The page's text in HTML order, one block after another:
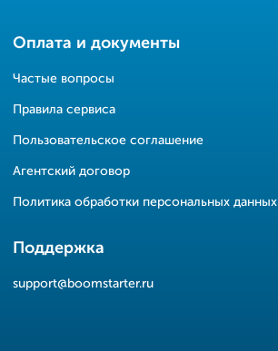
Оплата и документы
Частые вопросы
Правила сервиса
Пользовательское соглашение
Агентский договор
Политика обработки персональных данных
Поддержка
support@boomstarter.ru